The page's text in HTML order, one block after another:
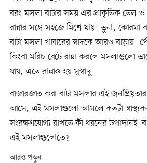
বরং মসলা বাটার সময় এর প্রাকৃতিক তেল ও
রান্নার সঙ্গে সহজে মিশে যায়। ভুনা, কোরমা
বাটা মসলা খাবারের স্বাদকে আরও
কিংবা মরিচ বেটে রান্না করলে মসলাগুলো
যায়, এতে রান্নাও হয় সুস্বাদু।
বাজারজাত করা বাটা মসলার এই জনপ্রিয়তার
আসে, এই মসলাগুলো আসলে কতটা
সংরক্ষণযোগ্য রাখতে কী ধরনের
এই মসলাগুলোতে?
আরও পড়ুন